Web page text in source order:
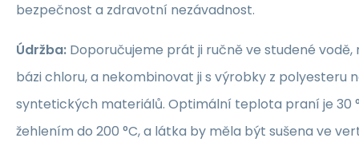
bezpečnost a zdravotní nezávadnost.
Údržba: Doporučujeme prát ji ručně ve studené
bázi chloru, a nekombinovat ji s výrobky z polyesteru
syntetických materiálů. Optimální teplota praní je 30
žehlením do 200 °C, a látka by měla být sušena ve